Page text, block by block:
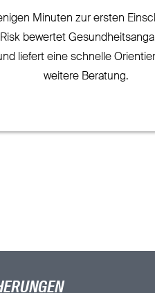
Minuten zur ersten
bewertet
liefert eine schnelle
weitere Beratung.